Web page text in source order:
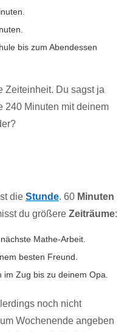
bis zum Abendessen
Zeiteinheit. Du sagst ja
240 Minuten mit deinem
die Stunde. 60 Minuten
du größere Zeiträume:
Mathe-Arbeit.
besten Freund.
Zug bis zu deinem Opa.
noch nicht
Wochenende angeben